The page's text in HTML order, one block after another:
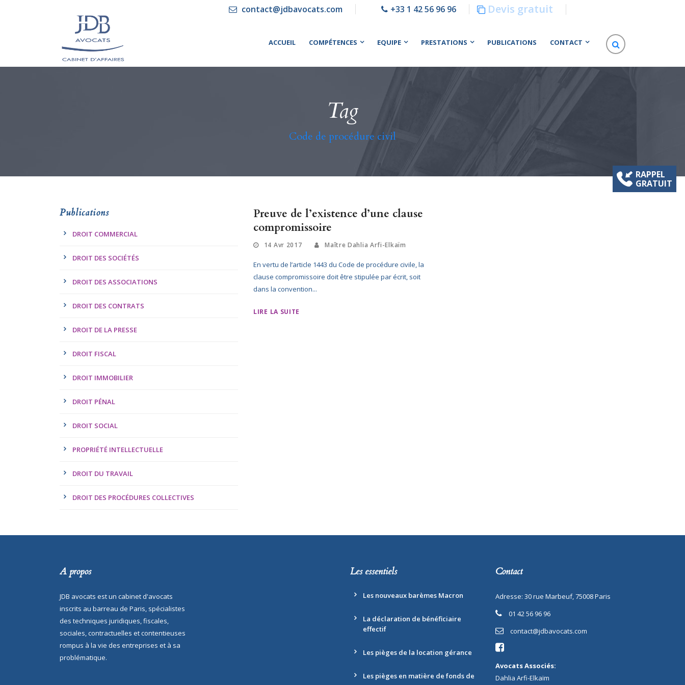
contact@jdbavocats.com Devis gratuit
+33 1 42 56 96 96
ACCUEIL COMPÉTENCES EQUIPE PRESTATIONS PUBLICATIONS CONTACT
RAPPEL
GRATUIT
Tag
Code de procédure civil
Preuve de l’existence d’une clause
compromissoire
14 Avr 2017 Maître Dahlia Arfi-Elkaïm
En vertu de l’article 1443 du Code de procédure civile, la
clause compromissoire doit être stipulée par écrit, soit
dans la convention...
LIRE LA SUITE
Publications
DROIT COMMERCIAL
DROIT DES SOCIÉTÉS
DROIT DES ASSOCIATIONS
DROIT DES CONTRATS
DROIT DE LA PRESSE
DROIT FISCAL
DROIT IMMOBILIER
DROIT PÉNAL
DROIT SOCIAL
PROPRIÉTÉ INTELLECTUELLE
DROIT DU TRAVAIL
DROIT DES PROCÉDURES COLLECTIVES
A propos
JDB avocats est un cabinet d'avocats
inscrits au barreau de Paris, spécialistes
des techniques juridiques, fiscales,
sociales, contractuelles et contentieuses
rompus à la vie des entreprises et à sa
problématique.
Les essentiels
Les nouveaux barèmes Macron
La déclaration de bénéficiaire
effectif
Les pièges de la location gérance
Les pièges en matière de fonds de
Contact
Adresse: 30 rue Marbeuf, 75008 Paris
01 42 56 96 96
contact@jdbavocats.com
Avocats Associés:
Dahlia Arfi-Elkaïm